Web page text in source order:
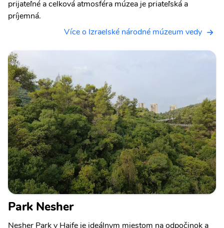
prijateľné a celková atmosféra múzea je priateľská a
príjemná.
Více o Izraelské národné múzeum vedy
Park Nesher
Nesher Park v Haife je ideálnym miestom na odpočinok a